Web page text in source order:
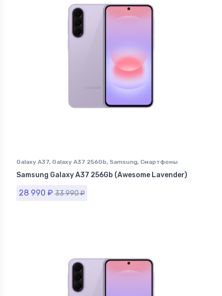
Galaxy A37, Galaxy A37 256Gb, Samsung, Смартфоны
Samsung в Ставрополе
Samsung Galaxy A37 256Gb (Awesome Lavender)
28 990 ₽ 33 990₽